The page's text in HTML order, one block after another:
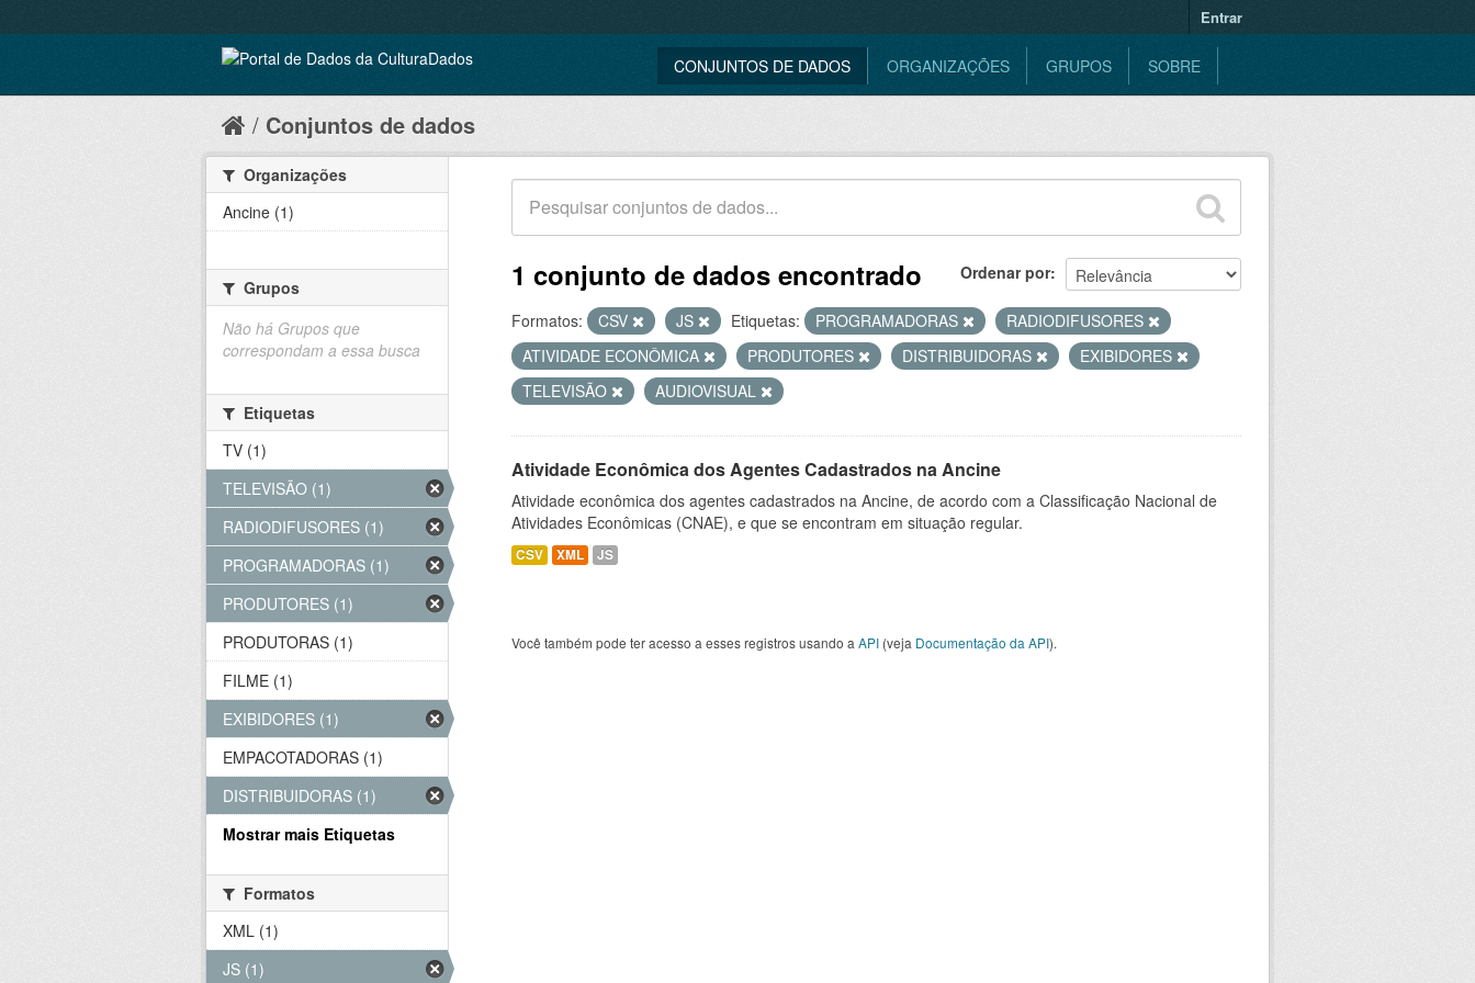
Entrar
CONJUNTOS DE DADOS ORGANIZAÇÕES GRUPOS SOBRE
Conjuntos de dados
Ordenar por
1 conjunto de dados encontrado
Formatos: CSV JS Etiquetas: PROGRAMADORAS
RADIODIFUSORES
ATIVIDADE ECONÔMICA
PRODUTORES DISTRIBUIDORAS
EXIBIDORES
TELEVISÃO
AUDIOVISUAL
Atividade Econômica dos Agentes Cadastrados na Ancine
Atividade econômica dos agentes cadastrados na Ancine, de acordo com a Classificação Nacional de
Atividades Econômicas (CNAE), e que se encontram em situação regular.
CSV XML JS
Você também pode ter acesso a esses registros usando a API (veja Documentação da API).
Organizações
Ancine (1)
Grupos
Não há Grupos que
correspondam a essa busca
Etiquetas
TV (1)
TELEVISÃO (1)
RADIODIFUSORES (1)
PROGRAMADORAS (1)
PRODUTORES (1)
PRODUTORAS (1)
FILME (1)
EXIBIDORES (1)
EMPACOTADORAS (1)
DISTRIBUIDORAS (1)
Mostrar mais Etiquetas
Formatos
XML (1)
JS (1)